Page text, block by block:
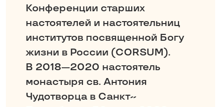
Конференции старших
настоятелей и настоятельниц
институтов посвященной Богу
жизни в России (CORSUM).
В 2018—2020 настоятель
монастыря св. Антония
Чудотворца в Санкт-­